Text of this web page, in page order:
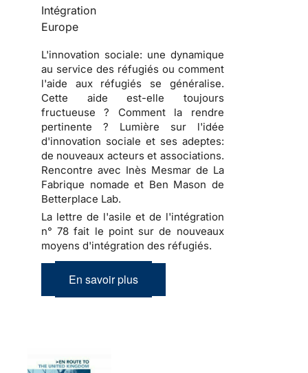
Intégration
Europe
L'innovation sociale: une dynamique
au service des réfugiés ou comment
l'aide aux réfugiés se généralise.
Cette aide est-elle toujours
fructueuse ? Comment la rendre
pertinente ? Lumière sur l'idée
d'innovation sociale et ses adeptes:
de nouveaux acteurs et associations.
Rencontre avec Inès Mesmar de La
Fabrique nomade et Ben Mason de
Betterplace Lab.
La lettre de l'asile et de l'intégration
n° 78 fait le point sur de nouveaux
moyens d'intégration des réfugiés.
En savoir plus